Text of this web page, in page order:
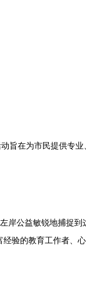
旨在为市民提供专
岸公益敏锐地捕捉到
验的教育工作者、